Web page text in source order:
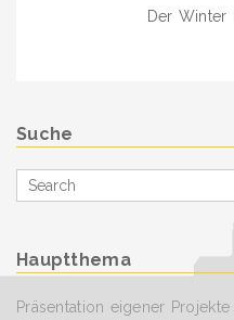
Der Winter
Suche
Search
for
Hauptthema
Präsentation eigener